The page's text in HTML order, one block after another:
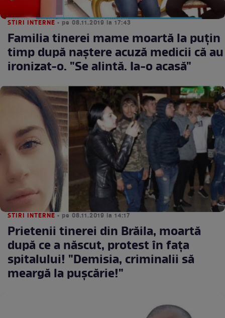
STIRI INTERNE • pe 08.11.2019 la 17:43
Familia tinerei mame moartă la puţin
timp după naştere acuză medicii că au
ironizat-o. "Se alintă. Ia-o acasă"
STIRI INTERNE • pe 08.11.2019 la 14:17
Prietenii tinerei din Brăila, moartă
după ce a născut, protest în fața
spitalului! "Demisia, criminalii să
meargă la pușcărie!"